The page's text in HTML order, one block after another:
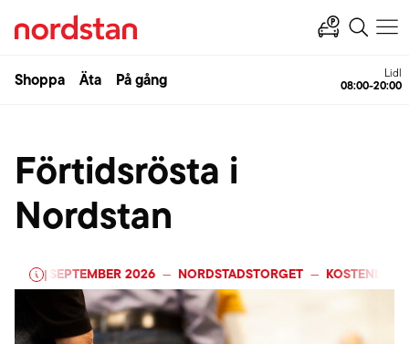
Shoppa Äta På gång Lidl
08:00-20:00
Förtidsrösta i
Nordstan
|
13 SEPTEMBER 2026 — NORDSTADSTORGET — KOSTENLOS